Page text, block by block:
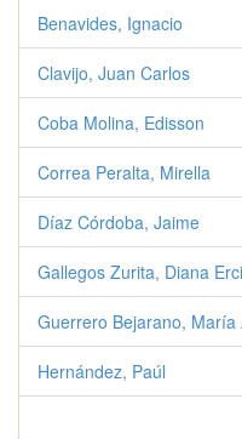
Benavides, Ignacio
Clavijo, Juan Carlos
Coba Molina, Edisson
Correa Peralta, Mirella
Díaz Córdoba, Jaime
Gallegos Zurita, Diana
Guerrero Bejarano, María
Hernández, Paúl